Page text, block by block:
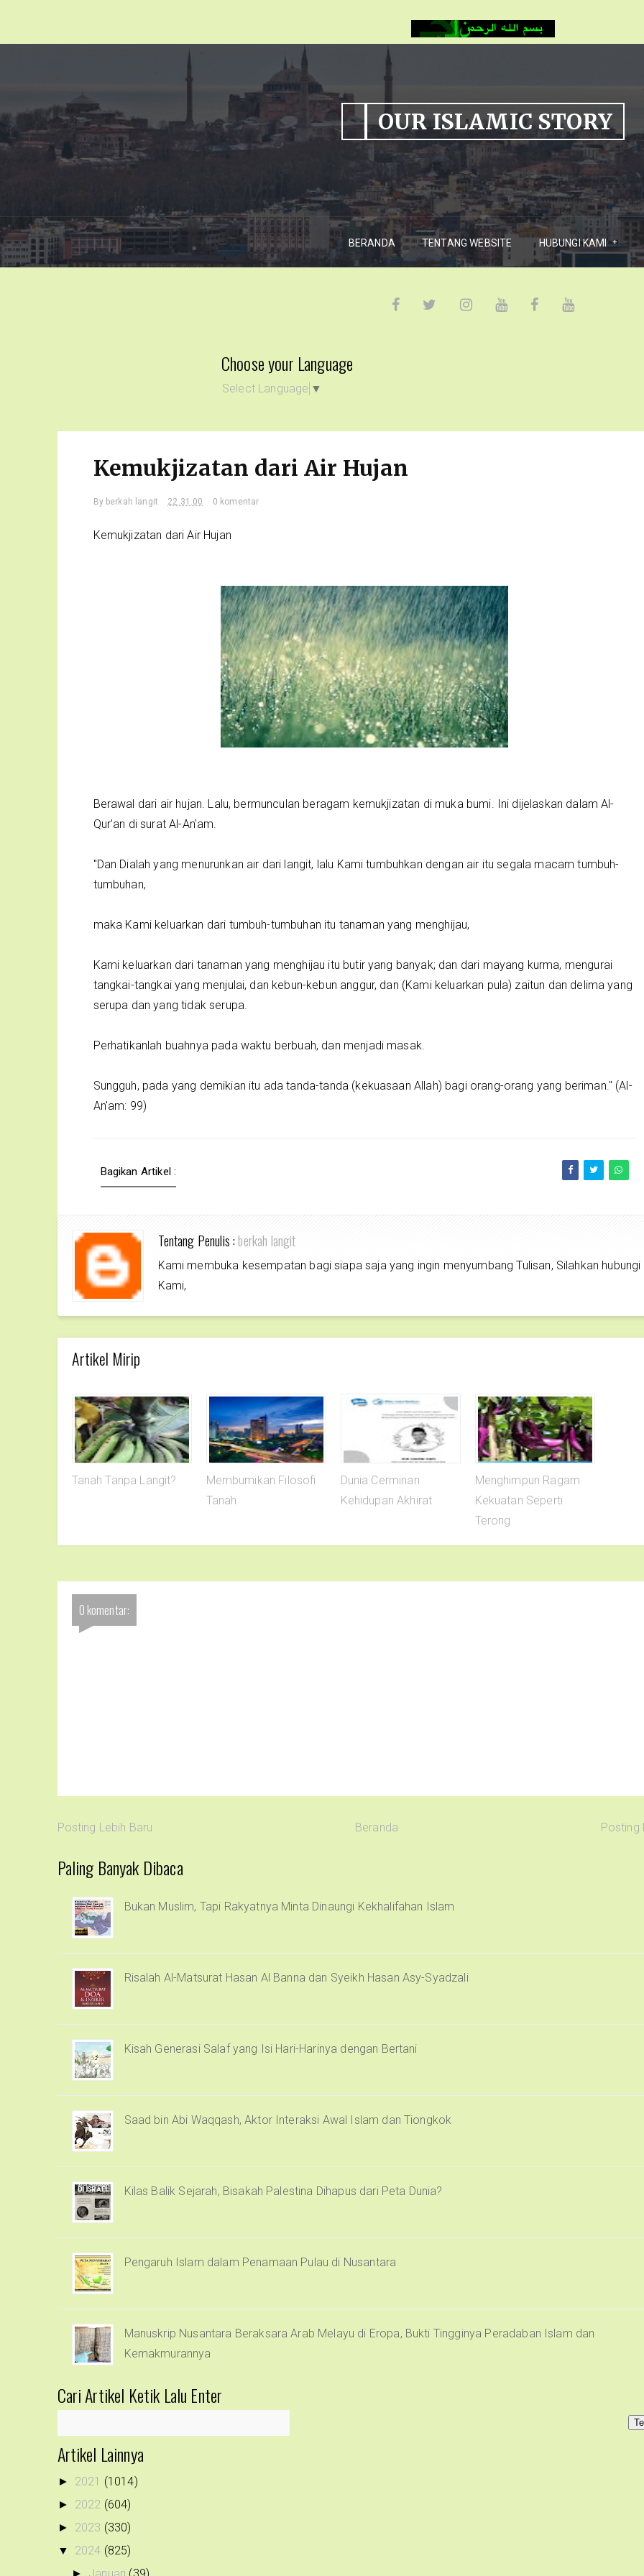
OUR ISLAMIC STORY
BERANDA TENTANG WEBSITE HUBUNGI KAMI
Choose your Language
Select Language ▼
Kemukjizatan dari Air Hujan
By berkah langit 22.31.00 0 komentar
Kemukjizatan dari Air Hujan
Berawal dari air hujan. Lalu, bermunculan beragam kemukjizatan di muka bumi. Ini dijelaskan dalam Al-
Qur'an di surat Al-An'am.
"Dan Dialah yang menurunkan air dari langit, lalu Kami tumbuhkan dengan air itu segala macam tumbuh-
tumbuhan,
maka Kami keluarkan dari tumbuh-tumbuhan itu tanaman yang menghijau,
Kami keluarkan dari tanaman yang menghijau itu butir yang banyak; dan dari mayang kurma, mengurai
tangkai-tangkai yang menjulai, dan kebun-kebun anggur, dan (Kami keluarkan pula) zaitun dan delima yang
serupa dan yang tidak serupa.
Perhatikanlah buahnya pada waktu berbuah, dan menjadi masak.
Sungguh, pada yang demikian itu ada tanda-tanda (kekuasaan Allah) bagi orang-orang yang beriman." (Al-
An'am: 99)
Bagikan Artikel :
Tentang Penulis :berkah langit
Kami membuka kesempatan bagi siapa saja yang ingin menyumbang Tulisan, Silahkan hubungi
Kami,
Artikel Mirip
Tanah Tanpa Langit?
Membumikan Filosofi
Tanah
Dunia Cerminan
Kehidupan Akhirat
Menghimpun Ragam
Kekuatan Seperti
Terong
0 komentar:
Posting Lebih Baru Beranda Posting
Paling Banyak Dibaca
Bukan Muslim, Tapi Rakyatnya Minta Dinaungi Kekhalifahan Islam
Risalah Al-Matsurat Hasan Al Banna dan Syeikh Hasan Asy-Syadzali
Kisah Generasi Salaf yang Isi Hari-Harinya dengan Bertani
Saad bin Abi Waqqash, Aktor Interaksi Awal Islam dan Tiongkok
Kilas Balik Sejarah, Bisakah Palestina Dihapus dari Peta Dunia?
Pengaruh Islam dalam Penamaan Pulau di Nusantara
Manuskrip Nusantara Beraksara Arab Melayu di Eropa, Bukti Tingginya Peradaban Islam dan
Kemakmurannya
Cari Artikel Ketik Lalu Enter
Artikel Lainnya
► 2021 (1014)
► 2022 (604)
► 2023 (330)
▼ 2024 (825)
► Januari (39)